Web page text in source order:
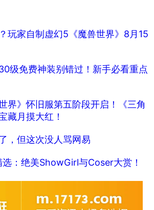
玩家自制虚幻5《魔兽世界》8月15
级免费神装别错过！新手必看重点
界》怀旧服第五阶段开启！《三角
藏月摸大红！
，但这次没人骂网易
：绝美ShowGirl与Coser大赏！